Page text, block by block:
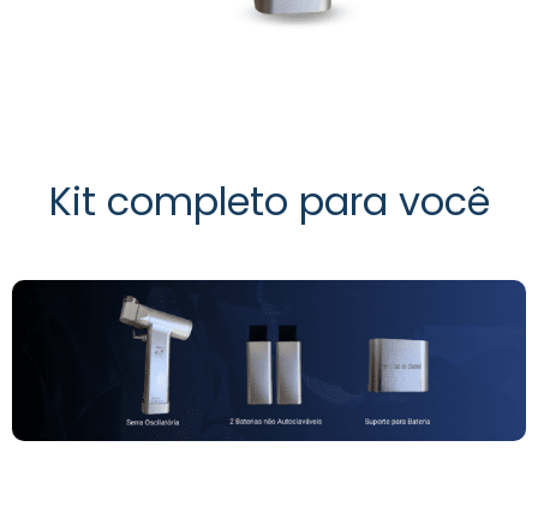
Kit completo para você